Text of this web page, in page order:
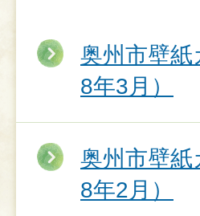
奥州市壁
8年3月）
奥州市壁
8年2月）